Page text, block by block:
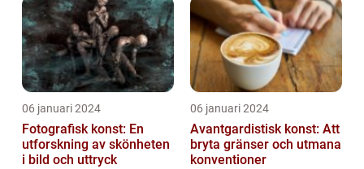
06 januari 2024
Fotografisk konst: En
utforskning av skönheten
i bild och uttryck
06 januari 2024
Avantgardistisk konst: Att
bryta gränser och utmana
konventioner